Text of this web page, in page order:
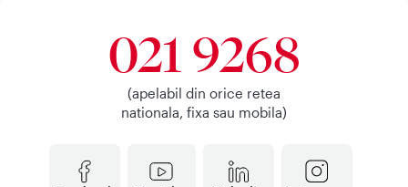
021 9268
(apelabil din orice retea
nationala, fixa sau mobila)